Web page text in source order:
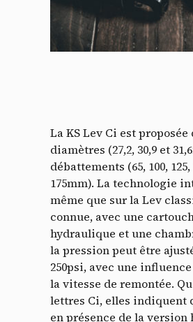
La KS Lev Ci est
diamètres (27,2, 30,9 et
débattements (65, 100, 125,
175mm). La technologie
même que sur la Lev
connue, avec une
hydraulique et une
la pression peut être
250psi, avec une
la vitesse de remontée.
lettres Ci, elles indiquent
en présence de la version